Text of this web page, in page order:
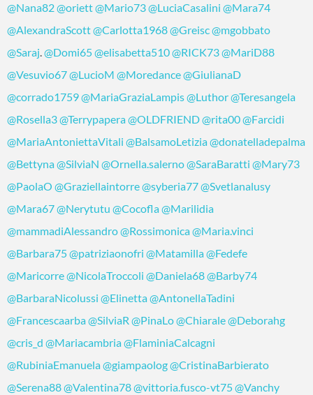
@Nana82@oriett@Mario73@LuciaCasalini @Mara74
@AlexandraScott@Carlotta1968@Greisc@mgobbato
@Saraj.@Domi65@elisabetta510@RICK73@MariD88
@Vesuvio67@LucioM @Moredance@GiulianaD
@corrado1759@MariaGraziaLampis@Luthor@Teresangela
@Rosella3@Terrypapera@OLDFRIEND@rita00@Farcidi
@MariaAntoniettaVitali @BalsamoLetizia@donatelladepalma
@Bettyna@SilviaN @Ornella.salerno@SaraBaratti @Mary73
@PaolaO @Graziellaintorre@syberia77@Svetlanalusy
@Mara67@Nerytutu @Cocofla@Marilidia
@mammadiAlessandro@Rossimonica@Maria.vinci
@Barbara75@patriziaonofri @Matamilla@Fedefe
@Maricorre@NicolaTroccoli @Daniela68@Barby74
@BarbaraNicolussi @Elinetta@AntonellaTadini
@Francescaarba@SilviaR @PinaLo@Chiarale@Deborahg
@cris_d @Mariacambria@FlaminiaCalcagni
@RubiniaEmanuela@giampaolog@CristinaBarbierato
@Serena88@Valentina78@vittoria.fusco-vt75@Vanchy